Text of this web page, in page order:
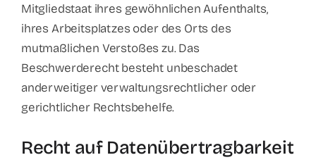
Mitgliedstaat ihres gewöhnlichen Aufenthalts,
ihres Arbeitsplatzes oder des Orts des
mutmaßlichen Verstoßes zu. Das
Beschwerderecht besteht unbeschadet
anderweitiger verwaltungsrechtlicher oder
gerichtlicher Rechtsbehelfe.
Recht auf Daten­übertrag­barkeit